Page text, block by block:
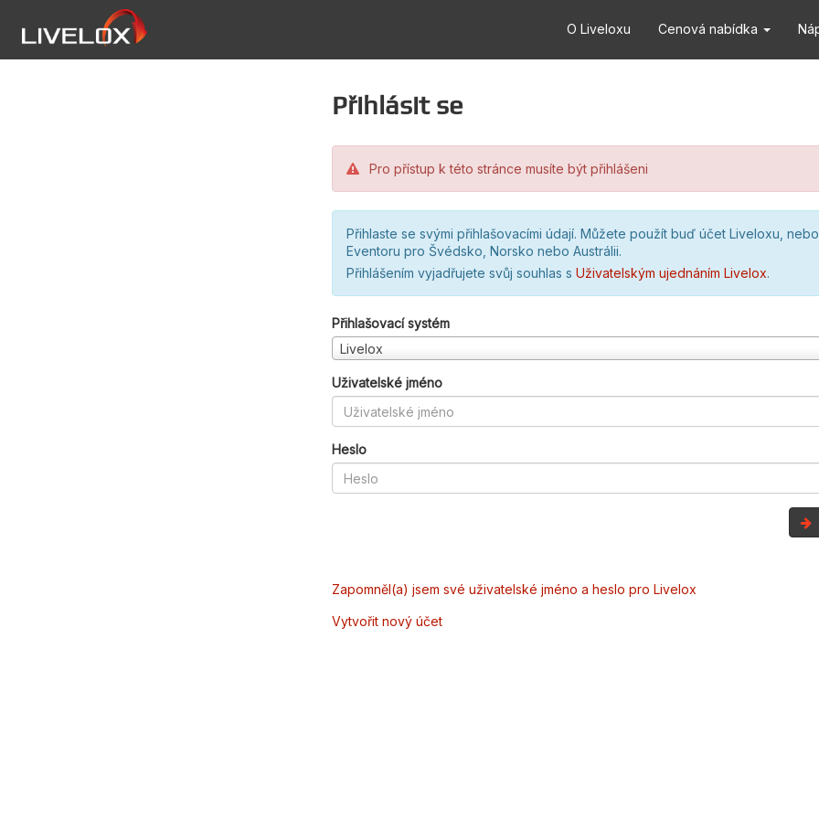
O Liveloxu Cenová nabídka
Přihlásit se
Pro přístup k této stránce musíte být přihlášeni
Přihlaste se svými přihlašovacími údají. Můžete použít buď účet Liveloxu,
Eventoru pro Švédsko, Norsko nebo Austrálii.
Přihlášením vyjadřujete svůj souhlas s Uživatelským ujednáním Livelox.
Přihlašovací systém
Livelox
Uživatelské jméno
Heslo
Zapomněl(a) jsem své uživatelské jméno a heslo pro Livelox
Vytvořit nový účet